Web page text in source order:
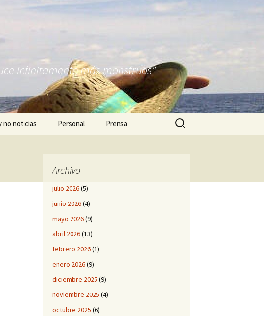
infinitamente más monstruos"
no noticias Personal Prensa Buscar:
Archivo
julio 2026(5)
junio 2026(4)
mayo 2026(9)
abril 2026(13)
febrero 2026(1)
enero 2026(9)
diciembre 2025 (9)
noviembre 2025 (4)
octubre 2025 (6)